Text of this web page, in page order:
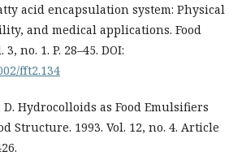
acid encapsulation system: Physical
and medical applications. Food
no. 1. P. 28–45. DOI:
fft2.134
Hydrocolloids as Food Emulsifiers
Structure. 1993. Vol. 12, no. 4. Article